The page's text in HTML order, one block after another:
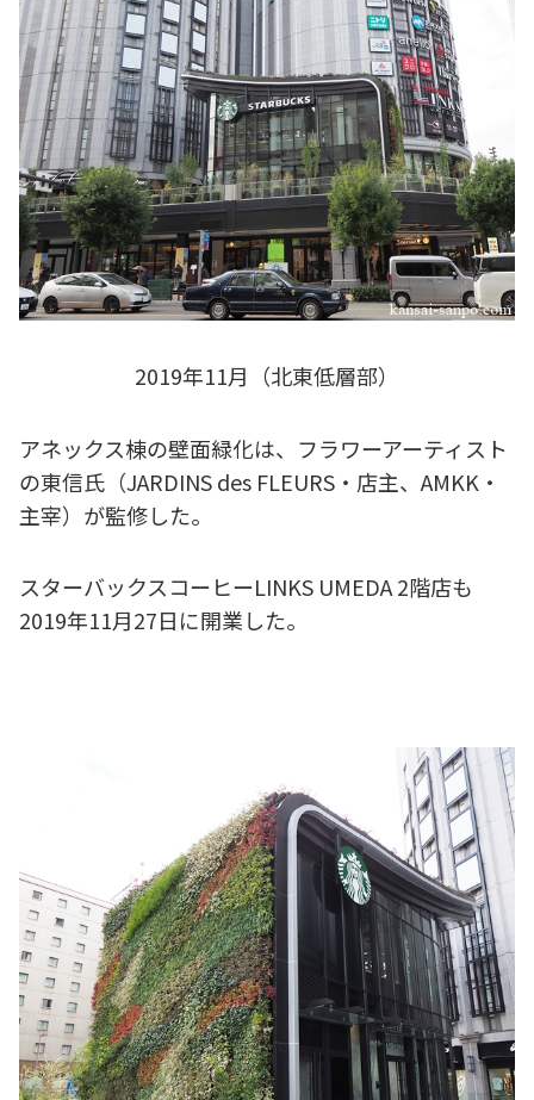
2019年11月（北東低層部）
アネックス棟の壁面緑化は、フラワーアーティスト
の東信氏（JARDINS des FLEURS・店主、AMKK・
主宰）が監修した。
スターバックスコーヒーLINKS UMEDA 2階店も
2019年11月27日に開業した。